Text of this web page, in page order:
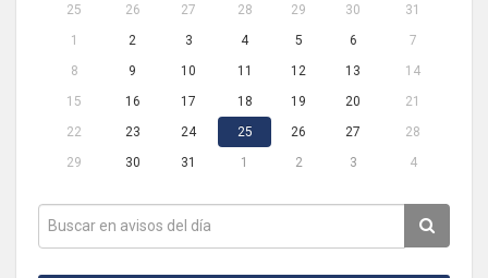
25 26 27 28 29 30
31
1
2 3 4 5 6
7
8
9 10 11 12 13
14
15
16 17 18 19 20
21
22
23 24 25 26 27
28
29
30 31 1 2 3 4